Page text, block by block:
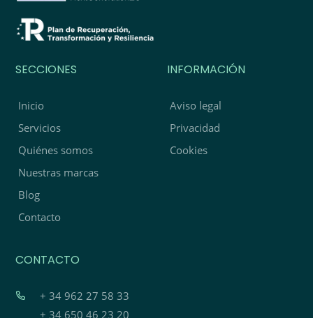
SECCIONES
Inicio
Servicios
Quiénes somos
Nuestras marcas
Blog
Contacto
INFORMACIÓN
Aviso legal
Privacidad
Cookies
CONTACTO
+ 34 962 27 58 33
+ 34 650 46 23 20